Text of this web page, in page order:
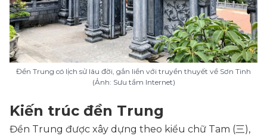
Đền Trung có lịch sử lâu đời, gắn liền với truyền thuyết về Sơn Tinh
(Ảnh: Sưu tầm Internet)
Kiến trúc đền Trung
Đền Trung được xây dựng theo kiểu chữ Tam (三),